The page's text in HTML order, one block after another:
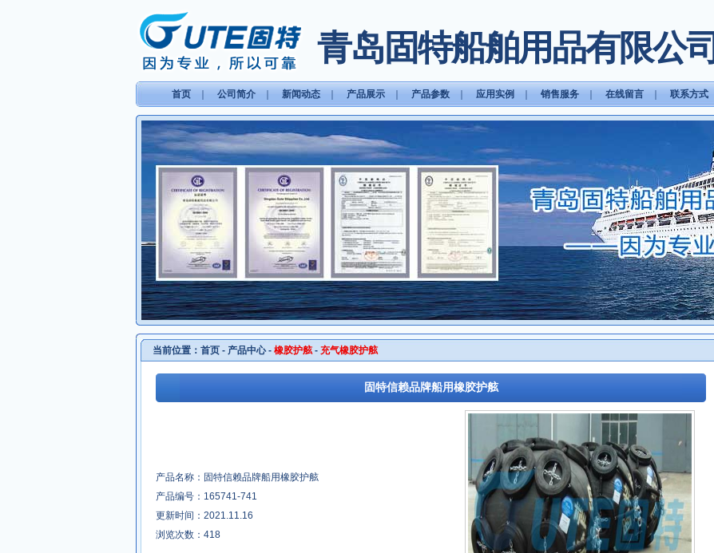
青岛固特船舶用品有限公司
首页 公司简介 新闻动态 产品展示 产品参数 应用实例 销售服务 在线留言 联系方式
当前位置： 首页 - 产品中心- 橡胶护舷 - 充气橡胶护舷
固特信赖品牌船用橡胶护舷
产品名称：固特信赖品牌船用橡胶护舷
产品编号：165741-741
更新时间：2021.11.16
浏览次数： 418